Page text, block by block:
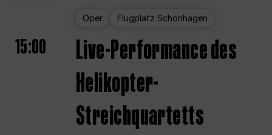
Oper Flugplatz Schönhagen
15:00
Live-Performance des
Helikopter-
Streichquartetts